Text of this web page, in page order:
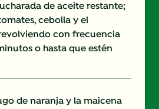
de aceite restante;
cebolla y el
con frecuencia
o hasta que estén
de naranja y la maicena